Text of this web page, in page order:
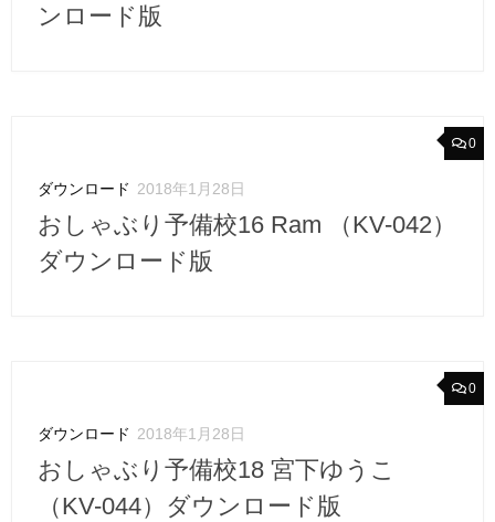
ンロード版
0
ダウンロード 2018年1月28日
おしゃぶり予備校16 Ram （KV-042）
ダウンロード版
0
ダウンロード 2018年1月28日
おしゃぶり予備校18 宮下ゆうこ
（KV-044）ダウンロード版